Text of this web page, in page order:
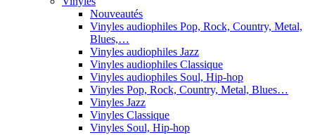
Nouveautés
Vinyles audiophiles Pop, Rock, Country, Metal,
Blues,…
Vinyles audiophiles Jazz
Vinyles audiophiles Classique
Vinyles audiophiles Soul, Hip-hop
Vinyles Pop, Rock, Country, Metal, Blues…
Vinyles Jazz
Vinyles Classique
Vinyles Soul, Hip-hop